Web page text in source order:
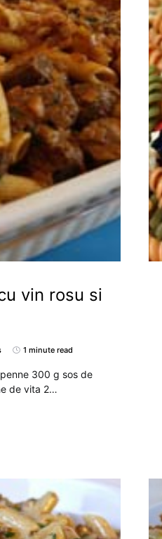
vin rosu si
1 minute read
300 g sos de
de vita 2…